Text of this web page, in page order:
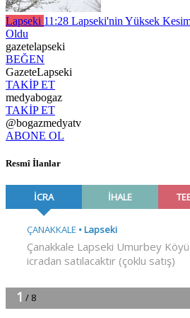
Lapseki 11:28 Lapseki'nin Yüksek
Oldu
gazetelapseki
BEĞEN
GazeteLapseki
TAKİP ET
medyabogaz
TAKİP ET
@bogazmedyatv
ABONE OL
Resmî İlanlar